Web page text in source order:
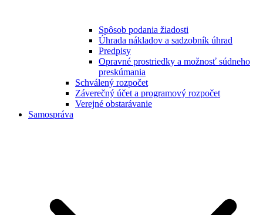
Spôsob podania žiadosti
Úhrada nákladov a sadzobník úhrad
Predpisy
Opravné prostriedky a možnosť súdneho
preskúmania
Schválený rozpočet
Záverečný účet a programový rozpočet
Verejné obstarávanie
Samospráva